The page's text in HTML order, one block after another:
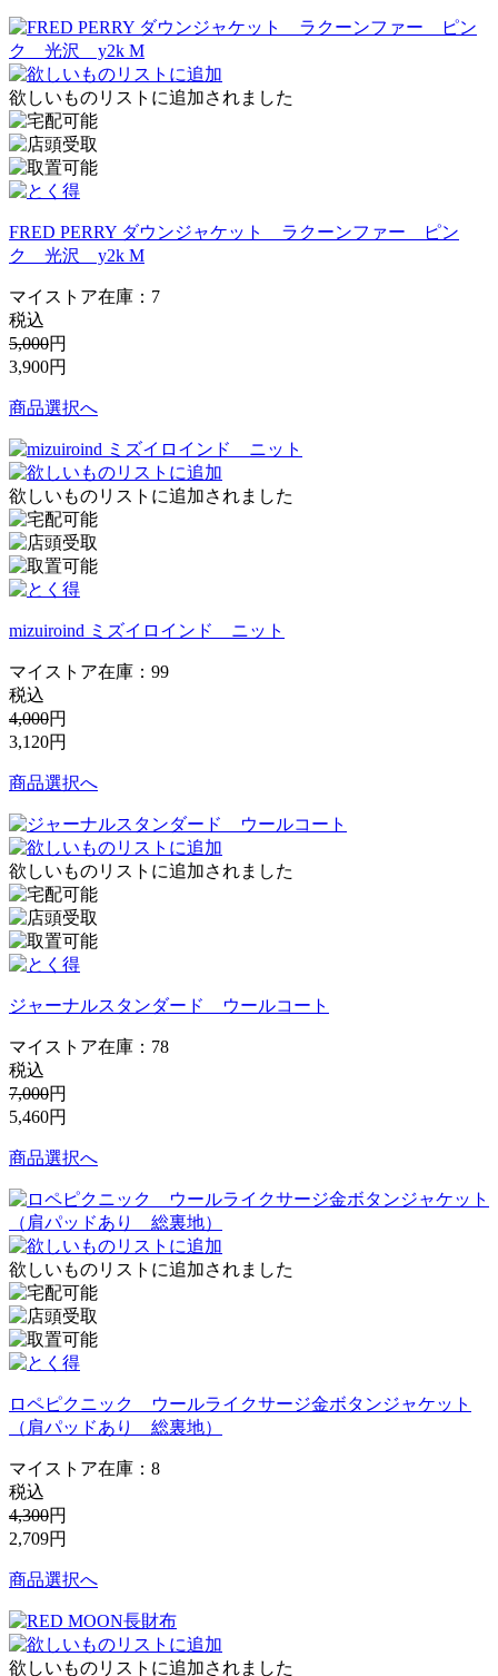
欲しいものリストに追加されました
FRED PERRY ダウンジャケット ラクーンファー ピン
ク 光沢 y2k M
マイストア在庫： 7
税込
5,000円
3,900円
商品選択へ
欲しいものリストに追加されました
mizuiroind ミズイロインド ニット
マイストア在庫： 99
税込
4,000円
3,120円
商品選択へ
欲しいものリストに追加されました
ジャーナルスタンダード ウールコート
マイストア在庫： 78
税込
7,000円
5,460円
商品選択へ
欲しいものリストに追加されました
ロペピクニック ウールライクサージ金ボタンジャケット
（肩パッドあり 総裏地）
マイストア在庫： 8
税込
4,300円
2,709円
商品選択へ
欲しいものリストに追加されました